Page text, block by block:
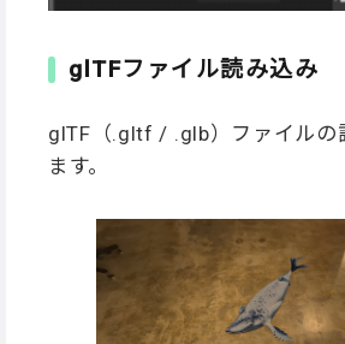
glTFファイル読み込み
glTF（.gltf / .glb）ファイルの
ます。